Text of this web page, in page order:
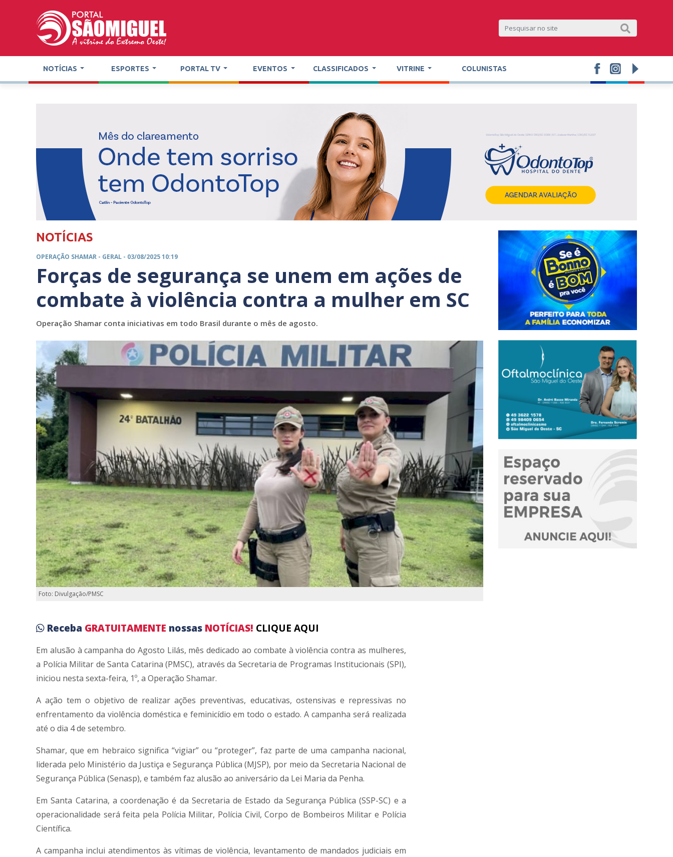
NOTÍCIAS ESPORTES PORTAL TV EVENTOS CLASSIFICADOS VITRINE COLUNISTAS
NOTÍCIAS
OPERAÇÃO SHAMAR - GERAL - 03/08/2025 10:19
Forças de segurança se unem em ações de
combate à violência contra a mulher em SC
Operação Shamar conta iniciativas em todo Brasil durante o mês de agosto.
Foto: Divulgação/PMSC
Receba GRATUITAMENTE nossas NOTÍCIAS! CLIQUE AQUI
Em alusão à campanha do Agosto Lilás, mês dedicado ao combate à violência contra as mulheres,
a Polícia Militar de Santa Catarina (PMSC), através da Secretaria de Programas Institucionais (SPI),
iniciou nesta sexta-feira, 1º, a Operação Shamar.
A ação tem o objetivo de realizar ações preventivas, educativas, ostensivas e repressivas no
enfrentamento da violência doméstica e feminicídio em todo o estado. A campanha será realizada
até o dia 4 de setembro.
Shamar, que em hebraico significa “vigiar” ou “proteger”, faz parte de uma campanha nacional,
liderada pelo Ministério da Justiça e Segurança Pública (MJSP), por meio da Secretaria Nacional de
Segurança Pública (Senasp), e também faz alusão ao aniversário da Lei Maria da Penha.
Em Santa Catarina, a coordenação é da Secretaria de Estado da Segurança Pública (SSP-SC) e a
operacionalidade será feita pela Polícia Militar, Polícia Civil, Corpo de Bombeiros Militar e Polícia
Científica.
A campanha inclui atendimentos às vítimas de violência, levantamento de mandados judiciais em